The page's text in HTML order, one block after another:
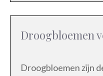
Droogbloemen
Droogbloemen zijn